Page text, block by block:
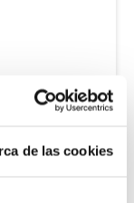
de las cookies